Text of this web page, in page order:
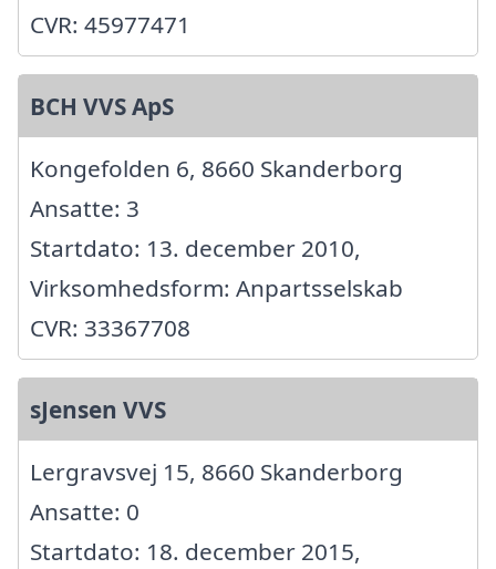
CVR: 45977471
BCH VVS ApS
Kongefolden 6, 8660 Skanderborg
Ansatte: 3
Startdato: 13. december 2010,
Virksomhedsform: Anpartsselskab
CVR: 33367708
sJensen VVS
Lergravsvej 15, 8660 Skanderborg
Ansatte: 0
Startdato: 18. december 2015,